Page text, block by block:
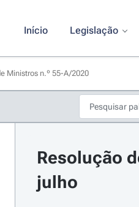
Início Legislação
Ministros n.º 55-A/2020
Resolução
julho